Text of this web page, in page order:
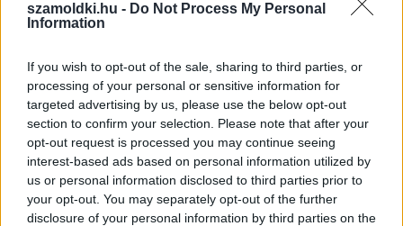
szamoldki.hu - Do Not Process My Personal
Information
If you wish to opt-out of the sale, sharing to third parties, or
processing of your personal or sensitive information for
targeted advertising by us, please use the below opt-out
section to confirm your selection. Please note that after your
opt-out request is processed you may continue seeing
interest-based ads based on personal information utilized by
us or personal information disclosed to third parties prior to
your opt-out. You may separately opt-out of the further
disclosure of your personal information by third parties on the
Magyar infláció 2026 július - rekord alacsony szinten a
drágulás!
2026.08.07. 09:28